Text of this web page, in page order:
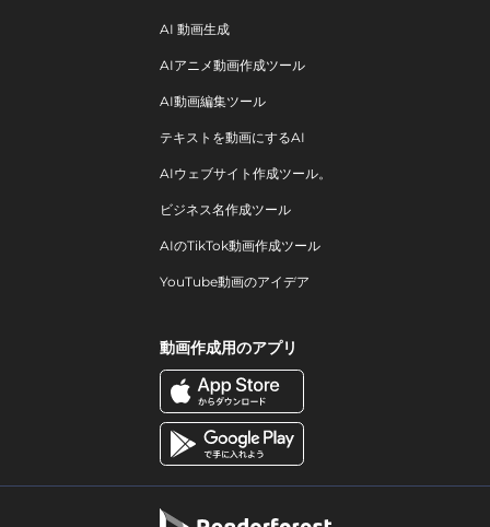
AI 動画生成
AIアニメ動画作成ツール
AI動画編集ツール
テキストを動画にするAI
AIウェブサイト作成ツール。
ビジネス名作成ツール
AIのTikTok動画作成ツール
YouTube動画のアイデア
動画作成用のアプリ